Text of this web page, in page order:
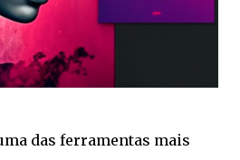
das ferramentas mais